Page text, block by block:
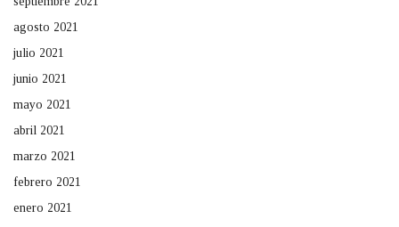
agosto 2021
julio 2021
junio 2021
mayo 2021
abril 2021
marzo 2021
febrero 2021
enero 2021